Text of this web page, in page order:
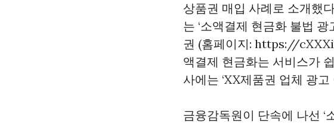
상품권 매입 사례로 소개했
는 ‘소액결제 현금화 불법
권 (홈페이지: https://
액결제 현금화는 서비스가
사에는 ‘XX제품권 업체 광
금융감독원이 단속에 나선 ‘